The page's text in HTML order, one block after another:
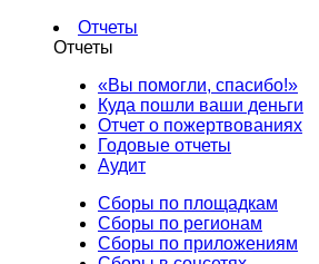
Отчеты
Отчеты
«Вы помогли, спасибо!»
Куда пошли ваши деньги
Отчет о пожертвованиях
Годовые отчеты
Аудит
Сборы по площадкам
Сборы по регионам
Сборы по приложениям